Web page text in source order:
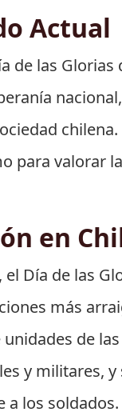
Actual
de las
para valorar
en
el Día de las
más
de
y militares,
a los soldados.